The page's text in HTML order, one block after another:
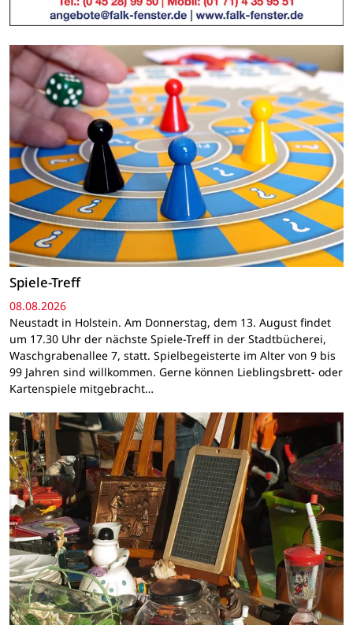
Spiele-Treff
08.08.2026
Neustadt in Holstein. Am Donnerstag, dem 13. August findet
um 17.30 Uhr der nächste Spiele-Treff in der Stadtbücherei,
Waschgrabenallee 7, statt. Spielbegeisterte im Alter von 9 bis
99 Jahren sind willkommen. Gerne können Lieblingsbrett- oder
Kartenspiele mitgebracht…